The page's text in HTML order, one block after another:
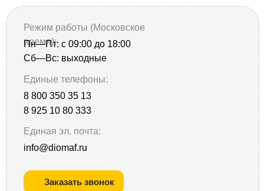
Режим работы (Московское
время):
Пн—Пт: с 09:00 до 18:00
Сб—Вс: выходные
Единые телефоны:
8 800 350 35 13
8 925 10 80 333
Единая эл. почта:
info@diomaf.ru
Заказать звонок